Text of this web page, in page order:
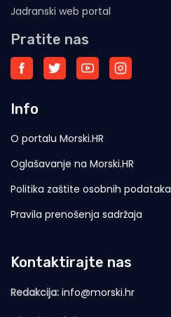
Jadranski web portal
Pratite nas
Info
O portalu Morski.HR
Oglašavanje na Morski.HR
Politika zaštite osobnih podataka
Pravila prenošenja sadržaja
Kontaktirajte nas
Redakcija: info@morski.hr